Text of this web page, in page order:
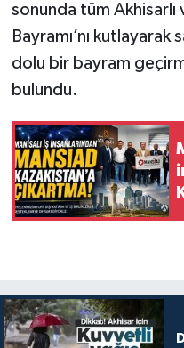
sonunda tüm Akhisarlı
Bayramı’nı
dolu bir bayram
bulundu.